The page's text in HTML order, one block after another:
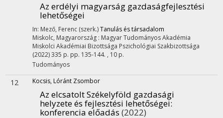
Az erdélyi magyarság gazdaságfejlesztési
lehetőségei
In: Mező, Ferenc (szerk.)Tanulás és társadalom
Miskolc, Magyarország : Magyar Tudományos Akadémia
Miskolci Akadémiai Bizottsága Pszichológiai Szakbizottsága
(2022)335 p. pp. 135-144. , 10 p.
Tudományos
12 Kocsis, Lóránt Zsombor
Az elcsatolt Székelyföld gazdasági
helyzete és fejlesztési lehetőségei:
konferencia előadás (2022)